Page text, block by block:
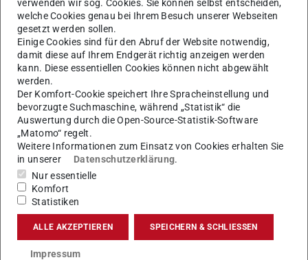
Dr.'inYamara-Monika Wessling
verwenden wir sog. Cookies. Sie können selbst entscheiden,
welche Cookies genau bei Ihrem Besuch unserer Webseiten
gesetzt werden sollen.
Einige Cookies sind für den Abruf der Website notwendig,
damit diese auf Ihrem Endgerät richtig anzeigen werden
kann. Diese essentiellen Cookies können nicht abgewählt
werden.
Der Komfort-Cookie speichert Ihre Spracheinstellung und
bevorzugte Suchmaschine, während „Statistik“ die
Auswertung durch die Open-Source-Statistik-Software
„Matomo“ regelt.
Weitere Informationen zum Einsatz von Cookies erhalten Sie
in unserer
Datenschutzerklärung.
Nur essentielle
Komfort
Statistiken
ALLE AKZEPTIEREN SPEICHERN & SCHLIESSEN
Impressum